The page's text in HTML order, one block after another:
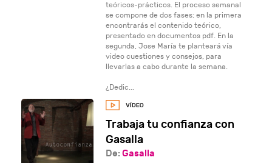
teóricos-prácticos. El proceso semanal
se compone de dos fases: en la primera
encontrarás el contenido teórico,
presentado en documentos pdf. En la
segunda, Jose María te planteará vía
video cuestiones y consejos, para
llevarlas a cabo durante la semana.
¿Dedic...
Trabaja tu confianza con
Gasalla
De:Gasalla